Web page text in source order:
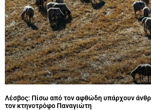
Λέσβος: Πίσω από τον αφθώδη υπάρχουν
τον κτηνοτρόφο Παναγιώτη